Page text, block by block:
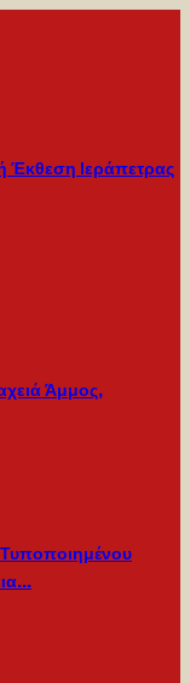
Έκθεση Ιεράπετρας
Άμμος,